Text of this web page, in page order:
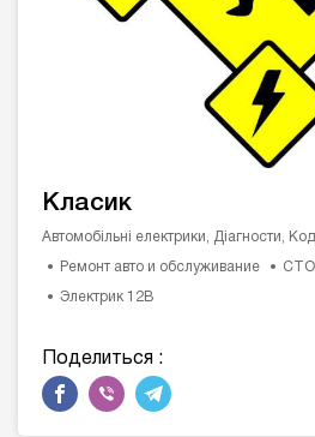
Класик
Автомобільні електрики, Діагности,
Ремонт авто и обслуживание СТО
Электрик 12В
Поделиться :